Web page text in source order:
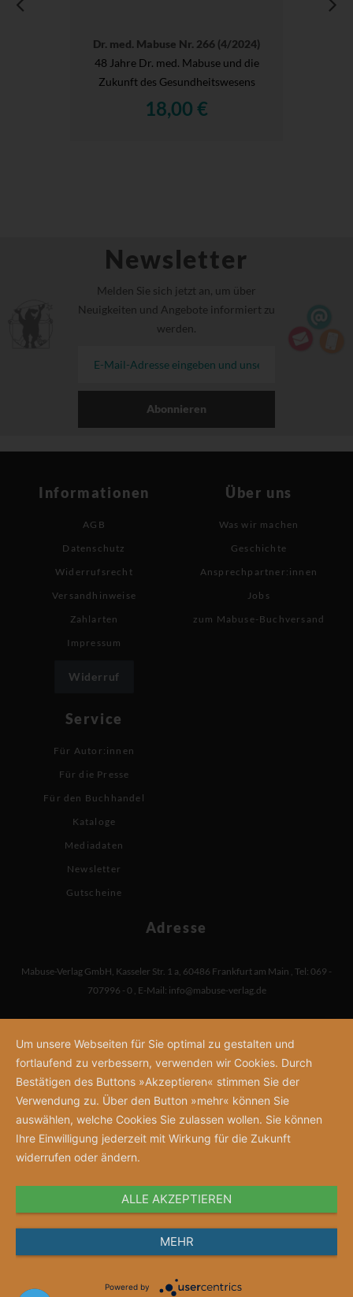
Dr. med. Mabuse Nr. 266 (4/2024)
48 Jahre Dr. med. Mabuse und die
Zukunft des Gesundheitswesens
18,00 €
Newsletter
Melden Sie sich jetzt an, um über
Neuigkeiten und Angebote informiert zu
werden.
Abonnieren
Informationen
AGB
Datenschutz
Widerrufsrecht
Versandhinweise
Zahlarten
Impressum
Widerruf
Über uns
Was wir machen
Geschichte
Ansprechpartner:innen
Jobs
zum Mabuse-Buchversand
Service
Für Autor:innen
Für die Presse
Für den Buchhandel
Kataloge
Mediadaten
Newsletter
Gutscheine
Adresse
Mabuse-Verlag GmbH, Kasseler Str. 1 a, 60486 Frankfurt am Main , Tel: 069 -
707996 - 0 , E-Mail: info@mabuse-verlag.de
Um unsere Webseiten für Sie optimal zu gestalten und
fortlaufend zu verbessern, verwenden wir Cookies. Durch
Bestätigen des Buttons »Akzeptieren« stimmen Sie der
Verwendung zu. Über den Button »mehr« können Sie
auswählen, welche Cookies Sie zulassen wollen. Sie können
Ihre Einwilligung jederzeit mit Wirkung für die Zukunft
widerrufen oder ändern.
ALLE AKZEPTIEREN
MEHR
Powered by